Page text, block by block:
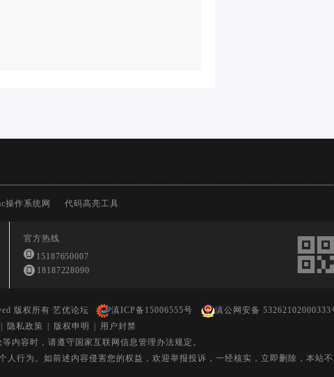
操作系统网 代码高亮工具
官方热线
15187650007
18187228090
版权所有 艺优论坛 滇ICP备15006555号
滇公网安备 53262102000333
隐私政策 版权申明
用户封禁
内容时，请遵守国家互联网信息管理办法规定。
行为。如前述内容侵害您的权益，欢迎举报投诉，一经核实，立即删除，本站不